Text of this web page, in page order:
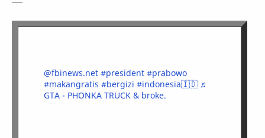
@fbinews.net #president #prabowo
#makangratis #bergizi #indonesia🇮🇩 ♬
GTA - PHONKA TRUCK & broke.